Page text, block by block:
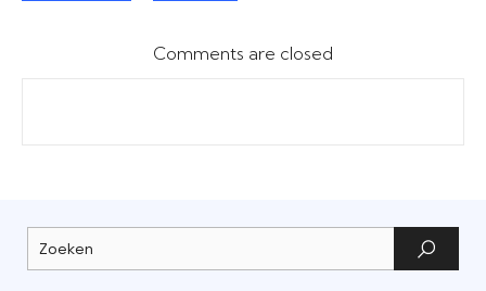
Comments are closed